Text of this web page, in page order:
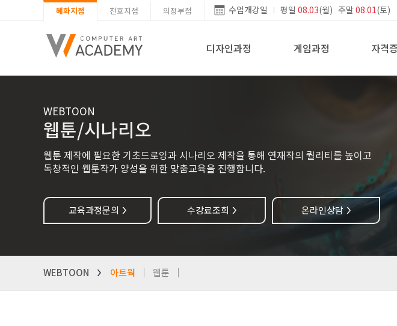
혜화지점 천호지점 의정부점 수업개강일 평일 08.03(월) 주말08.01(토)
디자인과정 게임과정 자격
WEBTOON
웹툰/시나리오
웹툰 제작에 필요한 기초드로잉과 시나리오 제작을 통해 연재작의 퀄리티를 높이고
독창적인 웹툰작가 양성을 위한 맞춤교육을 진행합니다.
교육과정문의 > 수강료조회 > 온라인상담 >
WEBTOON > 아트웍 웹툰